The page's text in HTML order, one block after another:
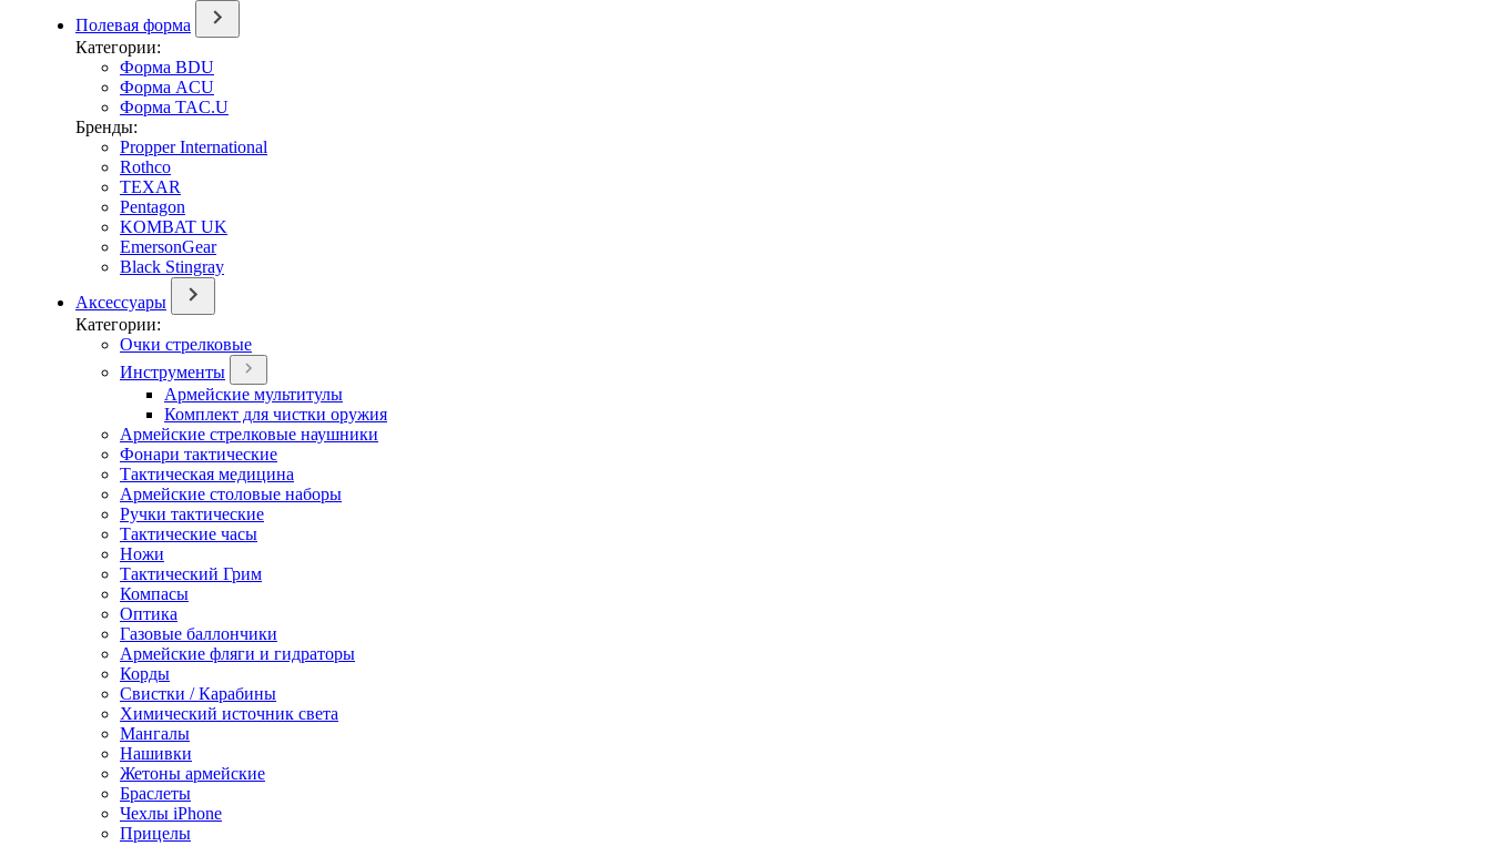
Полевая форма
Категории:
Форма BDU
Форма ACU
Форма TAC.U
Бренды:
Propper International
Rothco
TEXAR
Pentagon
KOMBAT UK
EmersonGear
Black Stingray
Аксессуары
Категории:
Очки стрелковые
Инструменты
Армейские мультитулы
Комплект для чистки оружия
Армейские стрелковые наушники
Фонари тактические
Тактическая медицина
Армейские столовые наборы
Ручки тактические
Тактические часы
Ножи
Тактический Грим
Компасы
Оптика
Газовые баллончики
Армейские фляги и гидраторы
Корды
Свистки / Карабины
Химический источник света
Мангалы
Нашивки
Жетоны армейские
Браслеты
Чехлы iPhone
Прицелы